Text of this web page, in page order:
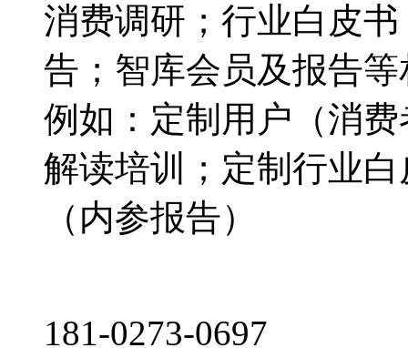
消费调研；行业白皮
告；智库会员及报告
例如：定制用户（消
解读培训；定制行业
（内参报告）
181-0273-0697